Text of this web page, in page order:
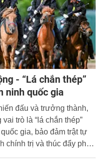
- “Lá chắn thép”
ninh quốc gia
đấu và trưởng thành,
trò là “lá chắn thép”
gia, bảo đảm trật tự
chính trị và thúc đẩy phát